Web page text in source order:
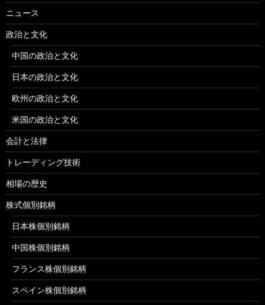
ニュース
政治と文化
中国の政治と文化
日本の政治と文化
欧州の政治と文化
米国の政治と文化
会計と法律
トレーディング技術
相場の歴史
株式個別銘柄
日本株個別銘柄
中国株個別銘柄
フランス株個別銘柄
スペイン株個別銘柄